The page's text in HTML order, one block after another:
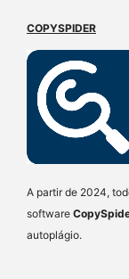
COPYSPIDER
A partir de 2024,
software
autoplágio.